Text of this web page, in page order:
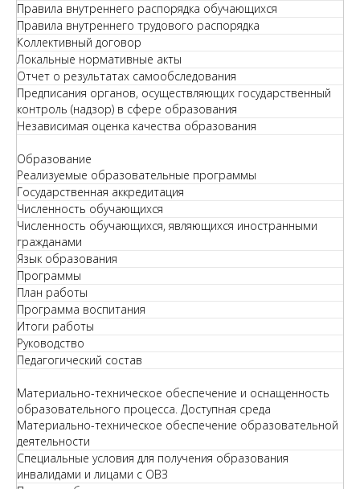
Правила внутреннего распорядка обучающихся
Правила внутреннего трудового распорядка
Коллективный договор
Локальные нормативные акты
Отчет о результатах самообследования
Предписания органов, осуществляющих государственный
контроль (надзор) в сфере образования
Независимая оценка качества образования
Образование
Реализуемые образовательные программы
Государственная аккредитация
Численность обучающихся
Численность обучающихся, являющихся иностранными
гражданами
Язык образования
Программы
План работы
Программа воспитания
Итоги работы
Руководство
Педагогический состав
Материально-техническое обеспечение и оснащенность
образовательного процесса. Доступная среда
Материально-техническое обеспечение образовательной
деятельности
Специальные условия для получения образования
инвалидами и лицами с ОВЗ